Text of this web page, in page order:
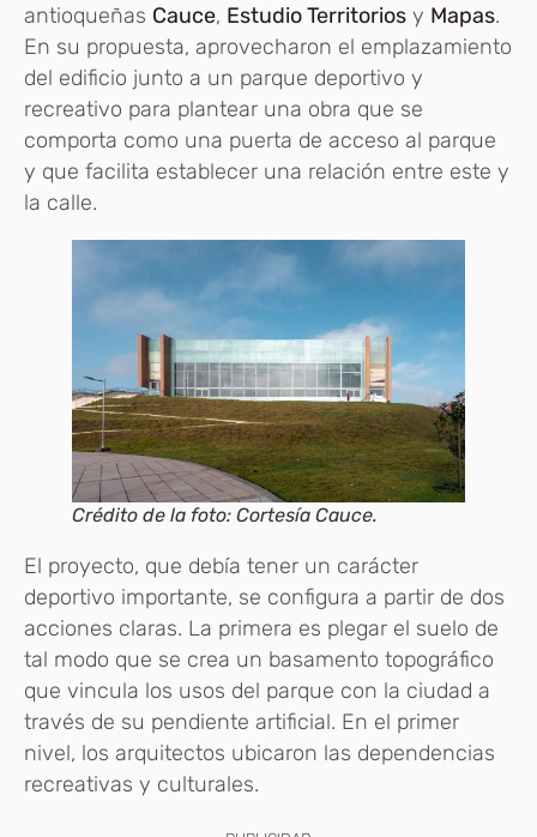
antioqueñas Cauce, Estudio Territorios y Mapas.
En su propuesta, aprovecharon el emplazamiento
del edificio junto a un parque deportivo y
recreativo para plantear una obra que se
comporta como una puerta de acceso al parque
y que facilita establecer una relación entre este y
la calle.
Crédito de la foto: Cortesía Cauce.
El proyecto, que debía tener un carácter
deportivo importante, se configura a partir de dos
acciones claras. La primera es plegar el suelo de
tal modo que se crea un basamento topográfico
que vincula los usos del parque con la ciudad a
través de su pendiente artificial. En el primer
nivel, los arquitectos ubicaron las dependencias
recreativas y culturales.